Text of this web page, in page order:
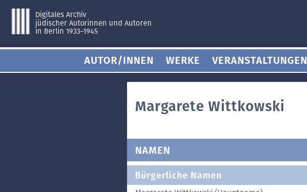
Digitales Archiv
jüdischer Autorinnen und Autoren
in Berlin 1933–1945
AUTOR/INNEN WERKE VERANSTALTUNGEN
Margarete Wittkowski
NAMEN
Bürgerliche Namen